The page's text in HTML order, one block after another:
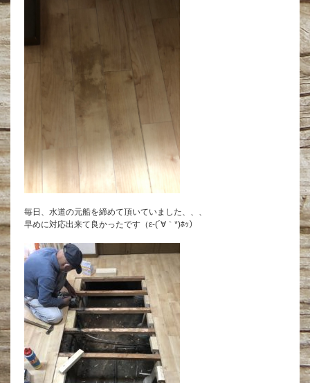
毎日、水道の元船を締めて頂いていました、、、
早めに対応出来て良かったです（ε-(´∀｀*)ﾎｯ）